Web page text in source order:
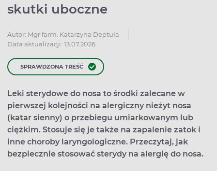
skutki uboczne
Autor: Mgr farm. Katarzyna Deptuła
Data aktualizacji: 13.07.2026
SPRAWDZONA TREŚĆ
Leki sterydowe do nosa to środki zalecane w
pierwszej kolejności na alergiczny nieżyt nosa
(katar sienny) o przebiegu umiarkowanym lub
ciężkim. Stosuje się je także na zapalenie zatok i
inne choroby laryngologiczne. Przeczytaj, jak
bezpiecznie stosować sterydy na alergię do nosa.